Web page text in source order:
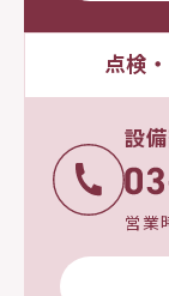
点検
設
営業